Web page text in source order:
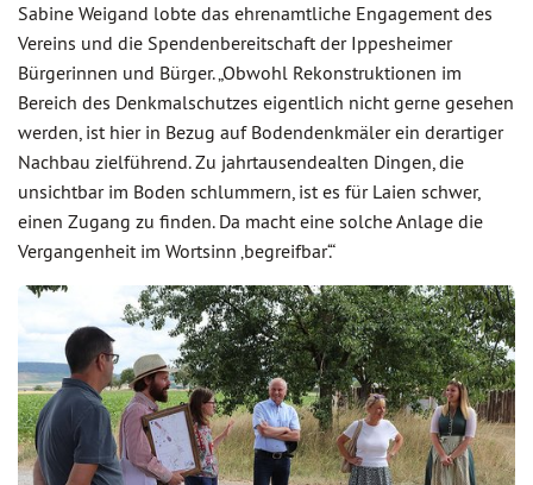
Sabine Weigand lobte das ehrenamtliche Engagement des
Vereins und die Spendenbereitschaft der Ippesheimer
Bürgerinnen und Bürger. „Obwohl Rekonstruktionen im
Bereich des Denkmalschutzes eigentlich nicht gerne gesehen
werden, ist hier in Bezug auf Bodendenkmäler ein derartiger
Nachbau zielführend. Zu jahrtausendealten Dingen, die
unsichtbar im Boden schlummern, ist es für Laien schwer,
einen Zugang zu finden. Da macht eine solche Anlage die
Vergangenheit im Wortsinn ‚begreifbar‘.“